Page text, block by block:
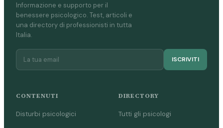
Informazione e supporto per il
benessere psicologico. Test, articoli e
una directory di professionisti in tutta
Italia.
ISCRIVITI
CONTENUTI
Disturbi psicologici
DIRECTORY
Tutti gli psicologi